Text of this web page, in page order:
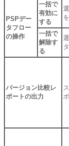
PSPデー
タフロー
の操作
一括で
有効に
する
一括で
解除す
る
バージョン比較レ
ポートの出力